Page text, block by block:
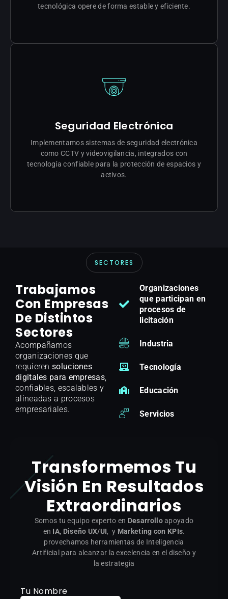
tecnológica opere de forma estable y eficiente.
Seguridad Electrónica
Implementamos sistemas de seguridad electrónica
como CCTV y videovigilancia, integrados con
tecnología confiable para la protección de espacios y
activos.
SECTORES
Trabajamos
Con Empresas
De Distintos
Sectores
Acompañamos
organizaciones que
requieren soluciones
digitales para empresas,
confiables, escalables y
alineadas a procesos
empresariales.
Organizaciones
que participan en
procesos de
licitación
Industria
Tecnología
Educación
Servicios
Transformemos Tu
Visión En Resultados
Extraordinarios
Somos tu equipo experto en Desarrolloapoyado
en IA, Diseño UX/UI, y Marketing con KPIs.
provechamos herramientas de Inteligencia
Artificial para alcanzar la excelencia en el diseño y
la estrategia
Tu Nombre